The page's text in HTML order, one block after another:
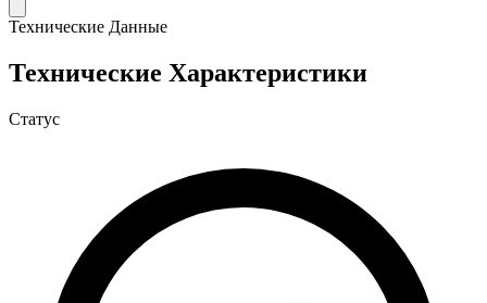
Технические Данные
Технические Характеристики
Статус